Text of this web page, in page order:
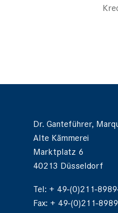
Dr. Ganteführer,
Alte Kämmerei
Marktplatz 6
40213 Düsseldorf
Tel: + 49-(0)211-
Fax: + 49-(0)211-